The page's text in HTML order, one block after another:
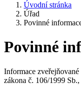
Úvodní stránka
Úřad
Povinné
Povinné
Informace
zákona č. 106/1999